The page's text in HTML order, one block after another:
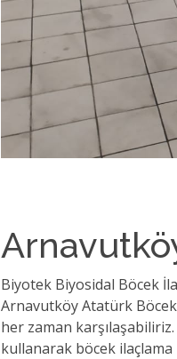
Biyotek Biyosidal Böcek
Arnavutköy Atatürk Böcek
her zaman
kullanarak böcek